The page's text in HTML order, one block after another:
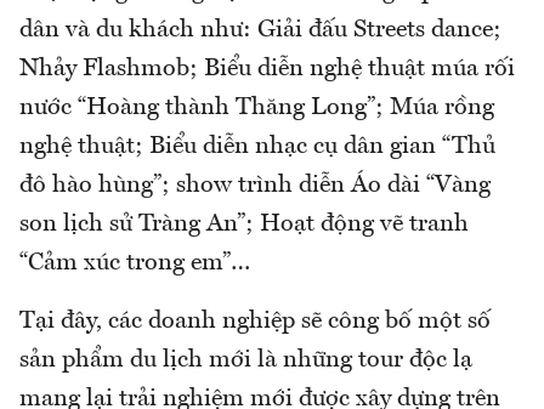
dân và du khách như: Giải đấu Streets dance;
Nhảy Flashmob; Biểu diễn nghệ thuật múa rối
nước “Hoàng thành Thăng Long”; Múa rồng
nghệ thuật; Biểu diễn nhạc cụ dân gian “Thủ
đô hào hùng”; show trình diễn Áo dài “Vàng
son lịch sử Tràng An”; Hoạt động vẽ tranh
“Cảm xúc trong em”…
Tại đây, các doanh nghiệp sẽ công bố một số
sản phẩm du lịch mới là những tour độc lạ
mang lại trải nghiệm mới được xây dựng trên